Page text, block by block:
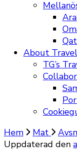
About
TG’s
Hem
Mat
Uppdaterad den